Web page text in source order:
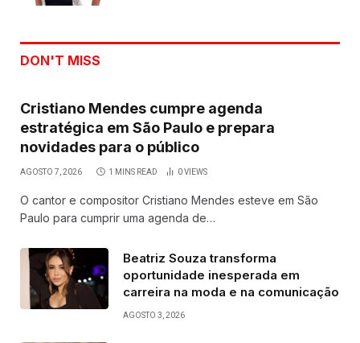
DON'T MISS
Cristiano Mendes cumpre agenda
estratégica em São Paulo e prepara
novidades para o público
AGOSTO 7, 2026 1 MINS READ 0VIEWS
O cantor e compositor Cristiano Mendes esteve em São
Paulo para cumprir uma agenda de…
Beatriz Souza transforma
oportunidade inesperada em
carreira na moda e na comunicação
AGOSTO 3, 2026